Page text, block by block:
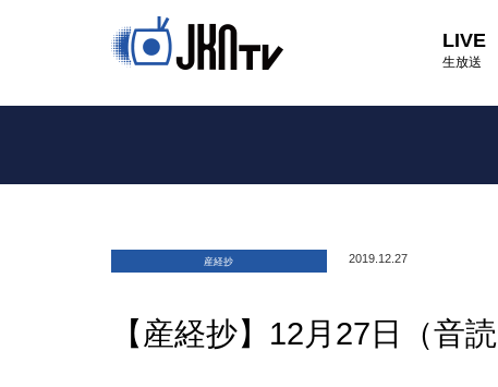
LIVE
生放送
産経抄 2019.12.27
【産経抄】12月27日（音